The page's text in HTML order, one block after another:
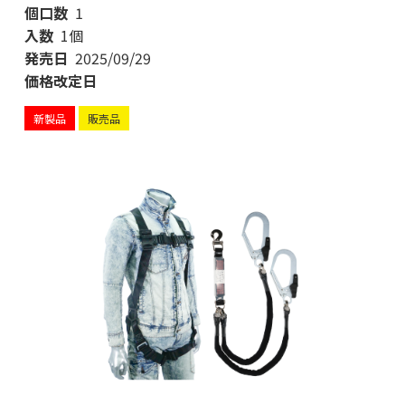
個口数 1
入数 1個
発売日 2025/09/29
価格改定日
新製品 販売品